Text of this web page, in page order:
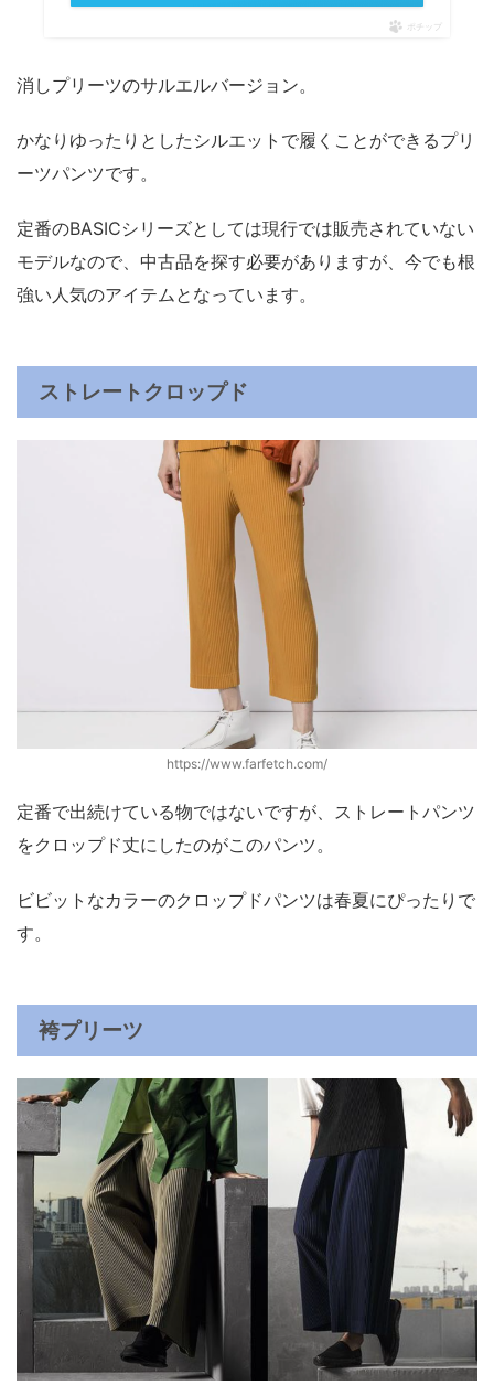
ポチップ
消しプリーツのサルエルバージョン。
かなりゆったりとしたシルエットで履くことができるプリ
ーツパンツです。
定番のBASICシリーズとしては現行では販売されていない
モデルなので、中古品を探す必要がありますが、今でも根
強い人気のアイテムとなっています。
ストレートクロップド
https://www.farfetch.com/
定番で出続けている物ではないですが、ストレートパンツ
をクロップド丈にしたのがこのパンツ。
ビビットなカラーのクロップドパンツは春夏にぴったりで
す。
袴プリーツ